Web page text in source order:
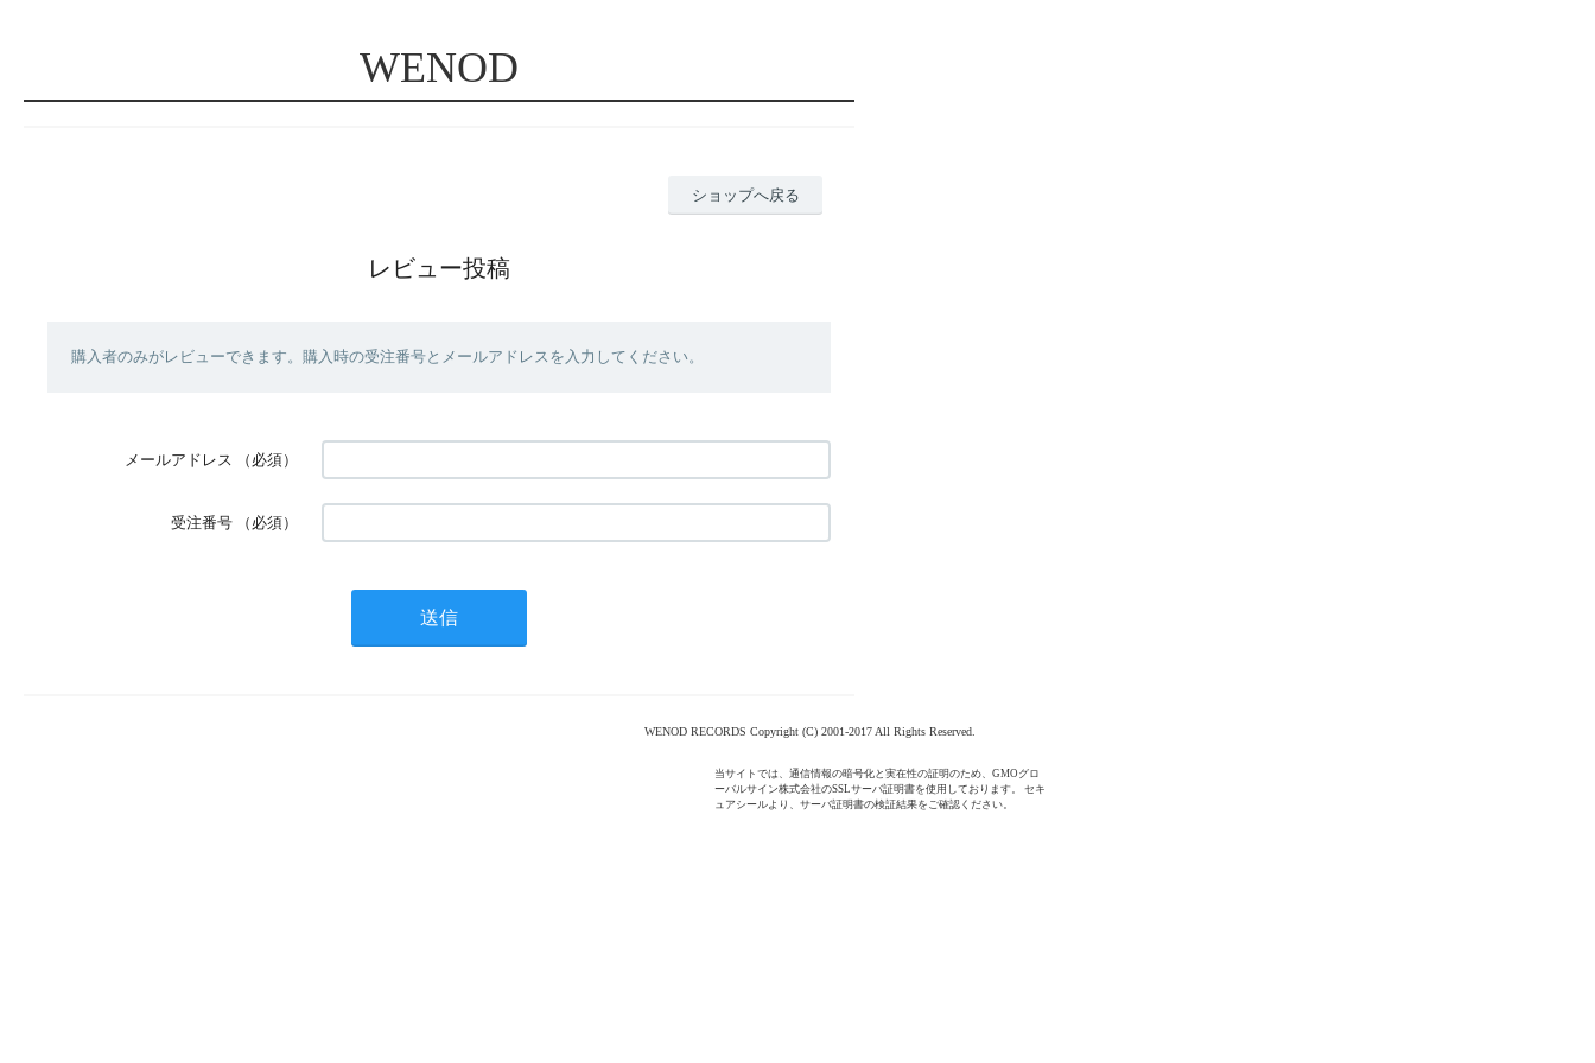
WENOD
ショップへ戻る
レビュー投稿
購入者のみがレビューできます。購入時の受注番号とメールアドレスを入力してください。
メールアドレス （必須）
受注番号 （必須）
WENOD RECORDS Copyright (C) 2001-2017 All Rights Reserved.
当サイトでは、通信情報の暗号化と実在性の証明のため、GMOグロ
ーバルサイン株式会社のSSLサーバ証明書を使用しております。 セキ
ュアシールより、サーバ証明書の検証結果をご確認ください。